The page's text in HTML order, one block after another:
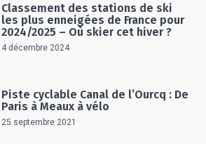
Classement des stations de ski
les plus enneigées de France pour
2024/2025 – Où skier cet hiver ?
4 décembre 2024
Piste cyclable Canal de l’Ourcq : De
Paris à Meaux à vélo
25 septembre 2021